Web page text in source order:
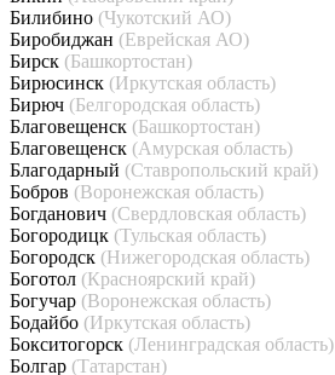
Билибино (Чукотский АО)
Биробиджан (Еврейская АО)
Бирск (Башкортостан)
Бирюсинск (Иркутская область)
Бирюч (Белгородская область)
Благовещенск (Башкортостан)
Благовещенск (Амурская область)
Благодарный (Ставропольский край)
Бобров (Воронежская область)
Богданович (Свердловская область)
Богородицк (Тульская область)
Богородск (Нижегородская область)
Боготол (Красноярский край)
Богучар (Воронежская область)
Бодайбо (Иркутская область)
Бокситогорск (Ленинградская область)
Болгар (Татарстан)